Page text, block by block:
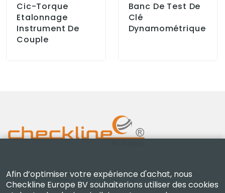
Cic-Torque
Etalonnage
Instrument De
Couple
Banc De Test De
Clé
Dynamométrique
Checkline Europe B.V. — spécialistes de la fourniture,
de l'étalonnage, de la certification et de la réparation
Afin d’optimiser votre expérience d'achat, nous
Checkline Europe BV souhaiterions utiliser des cookies